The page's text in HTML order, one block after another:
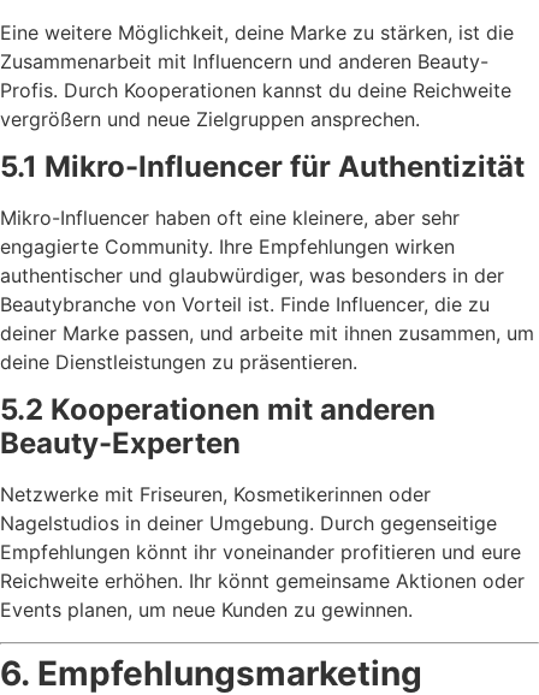
Eine weitere Möglichkeit, deine Marke zu stärken, ist die
Zusammenarbeit mit Influencern und anderen Beauty-
Profis. Durch Kooperationen kannst du deine Reichweite
vergrößern und neue Zielgruppen ansprechen.
5.1 Mikro-Influencer für Authentizität
Mikro-Influencer haben oft eine kleinere, aber sehr
engagierte Community. Ihre Empfehlungen wirken
authentischer und glaubwürdiger, was besonders in der
Beautybranche von Vorteil ist. Finde Influencer, die zu
deiner Marke passen, und arbeite mit ihnen zusammen, um
deine Dienstleistungen zu präsentieren.
5.2 Kooperationen mit anderen
Beauty-Experten
Netzwerke mit Friseuren, Kosmetikerinnen oder
Nagelstudios in deiner Umgebung. Durch gegenseitige
Empfehlungen könnt ihr voneinander profitieren und eure
Reichweite erhöhen. Ihr könnt gemeinsame Aktionen oder
Events planen, um neue Kunden zu gewinnen.
6. Empfehlungsmarketing